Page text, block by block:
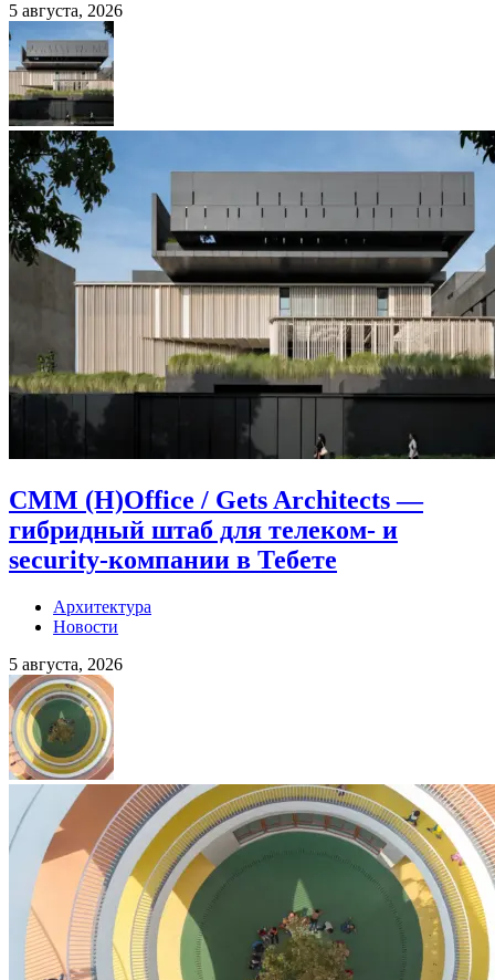
5 августа, 2026
CMM (H)Office / Gets Architects —
гибридный штаб для телеком- и
security-компании в Тебете
Архитектура
Новости
5 августа, 2026